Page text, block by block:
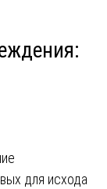
для исхода